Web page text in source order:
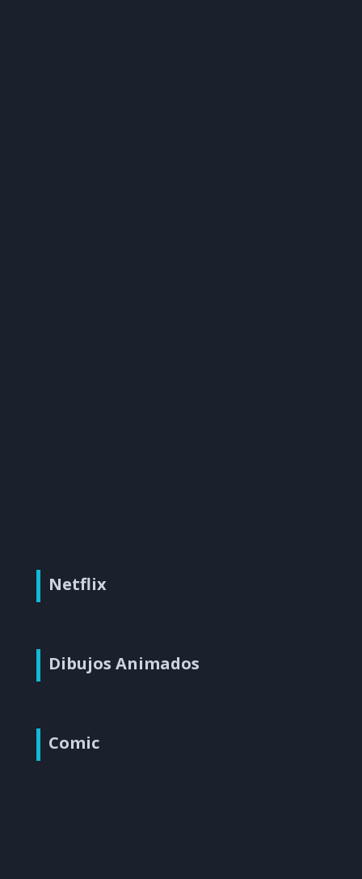
Netflix
Dibujos Animados
Comic